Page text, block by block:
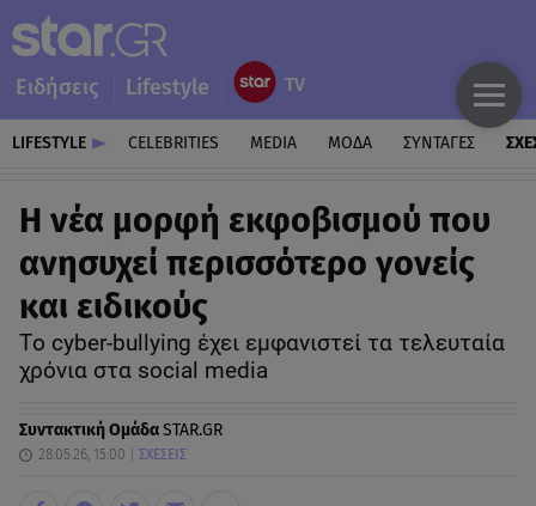
Ειδήσεις Lifestyle
LIFESTYLE CELEBRITIES MEDIA ΜΟΔΑ ΣΥΝΤΑΓΕΣ
H νέα μορφή εκφοβισμού που
ανησυχεί περισσότερο γονείς
και ειδικούς
Tο cyber-bullying έχει εμφανιστεί τα τελευταία
χρόνια στα social media
Συντακτική ΟμάδαSTAR.GR
28.05.26, 15:00 ΣΧΕΣΕΙΣ